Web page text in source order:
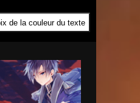
Choix de la couleur du texte